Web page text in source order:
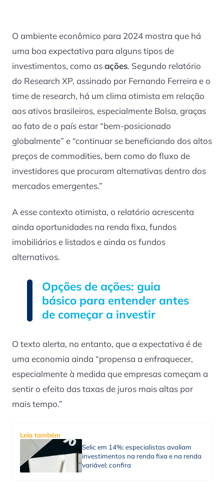
O ambiente econômico para 2024 mostra que há
uma boa expectativa para alguns tipos de
investimentos, como asações. Segundo relatório
do Research XP, assinado por Fernando Ferreira e o
time de research, há um clima otimista em relação
aos ativos brasileiros, especialmente Bolsa, graças
ao fato de o país estar “bem-posicionado
globalmente” e “continuar se beneficiando dos altos
preços de commodities, bem como do fluxo de
investidores que procuram alternativas dentro dos
mercados emergentes.”
A esse contexto otimista, o relatório acrescenta
ainda oportunidades na renda fixa, fundos
imobiliários e listados e ainda os fundos
alternativos.
Opções de ações: guia
básico para entender antes
de começar a investir
O texto alerta, no entanto, que a expectativa é de
uma economia ainda “propensa a enfraquecer,
especialmente à medida que empresas começam a
sentir o efeito das taxas de juros mais altas por
mais tempo.”
Leia também
Selic em 14%: especialistas avaliam
investimentos na renda fixa e na renda
variável; confira